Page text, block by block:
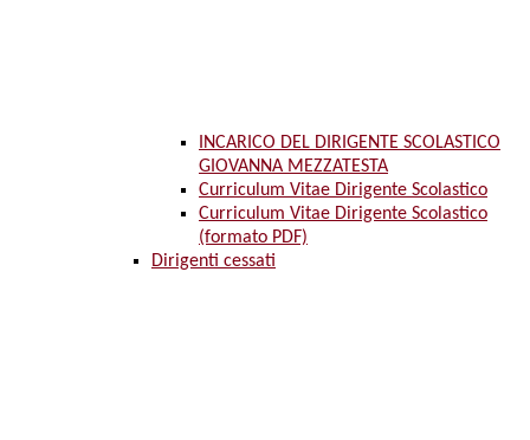
INCARICO DEL DIRIGENTE SCOLASTICO
GIOVANNA MEZZATESTA
Curriculum Vitae Dirigente Scolastico
Curriculum Vitae Dirigente Scolastico
(formato PDF)
Dirigenti cessati